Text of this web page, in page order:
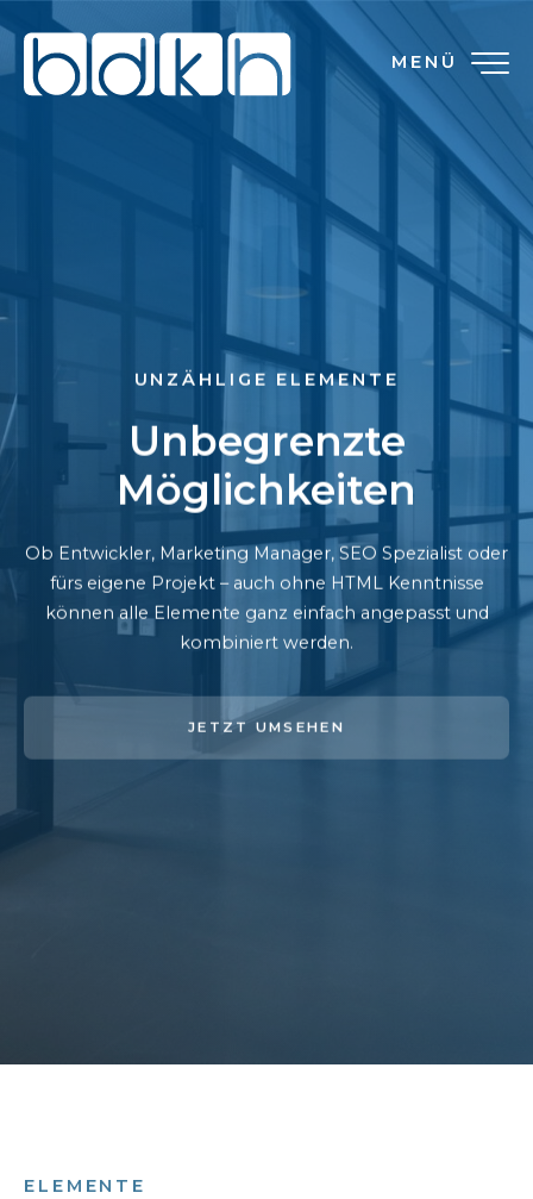
MENÜ
UNZÄHLIGE ELEMENTE
Unbegrenzte
Möglichkeiten
Ob Entwickler, Marketing Manager, SEO Spezialist oder
fürs eigene Projekt – auch ohne HTML Kenntnisse
können alle Elemente ganz einfach angepasst und
kombiniert werden.
JETZT UMSEHEN
ELEMENTE